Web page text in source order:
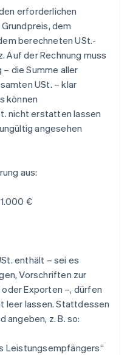
erforderlichen
dem
berechneten USt.-
Auf der Rechnung muss
die Summe aller
USt. – klar
können
nicht erstatten lassen
angesehen
aus:
€
enthält – sei es
Vorschriften zur
Exporten –, dürfen
leer lassen. Stattdessen
angeben, z. B. so:
Leistungsempfängers“